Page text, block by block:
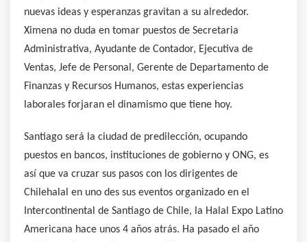
nuevas ideas y esperanzas gravitan a su alrededor.
Ximena no duda en tomar puestos de Secretaria
Administrativa, Ayudante de Contador, Ejecutiva de
Ventas, Jefe de Personal, Gerente de Departamento de
Finanzas y Recursos Humanos, estas experiencias
laborales forjaran el dinamismo que tiene hoy.
Santiago será la ciudad de predilección, ocupando
puestos en bancos, instituciones de gobierno y ONG, es
así que va cruzar sus pasos con los dirigentes de
Chilehalal en uno des sus eventos organizado en el
Intercontinental de Santiago de Chile, la Halal Expo Latino
Americana hace unos 4 años atrás. Ha pasado el año